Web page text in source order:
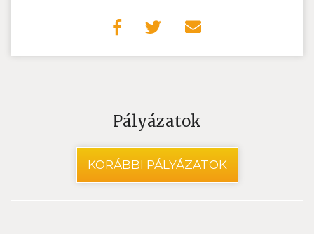
Pályázatok
KORÁBBI PÁLYÁZATOK